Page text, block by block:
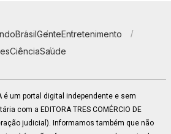
BrasilGenteEntretenimento
CiênciaSaúde
é um portal digital independente e sem
com a EDITORA TRES COMÉRCIO DE
judicial). Informamos também que não